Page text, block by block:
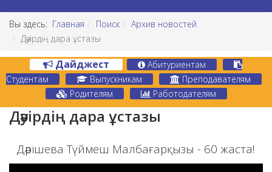
Вы здесь: Главная Поиск
Архив новостей
Дәуірдің дара ұстазы
Дайджест
Абитуриентам
Студентам
Выпускникам
Преподавателям
Родителям
Работодателям
Дәуірдің дара ұстазы
Дәрішева Түймеш Малбағарқызы - 60 жаста!